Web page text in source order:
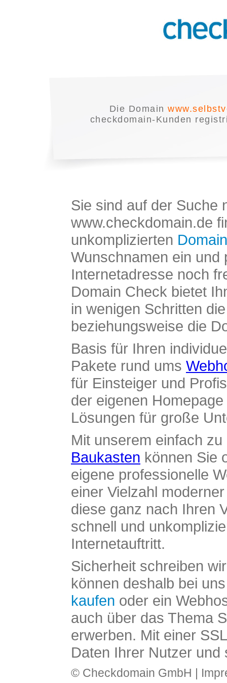
Die Domain
checkdomain-Kunden
Sie sind auf der Suche
www.checkdomain.de
unkomplizierten
Wunschnamen ein und
Internetadresse noch
Domain Check bietet
in wenigen Schritten
beziehungsweise die
Basis für Ihren
Pakete rund ums
für Einsteiger und
der eigenen
Lösungen für große
Mit unserem einfach
Baukasten können Sie
eigene professionelle
einer Vielzahl
diese ganz nach Ihren
schnell und
Internetauftritt.
Sicherheit schreiben
können deshalb bei
kaufen oder ein
auch über das Thema
erwerben. Mit einer
Daten Ihrer Nutzer und
© Checkdomain GmbH |